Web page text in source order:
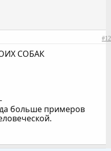
#12
СОБАК
больше примеров